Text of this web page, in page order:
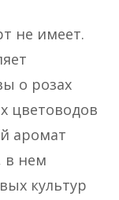
не имеет.
о розах
цветоводов
аромат
в нем
культур